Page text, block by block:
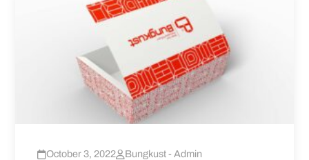
October 3, 2022 Bungkust - Admin